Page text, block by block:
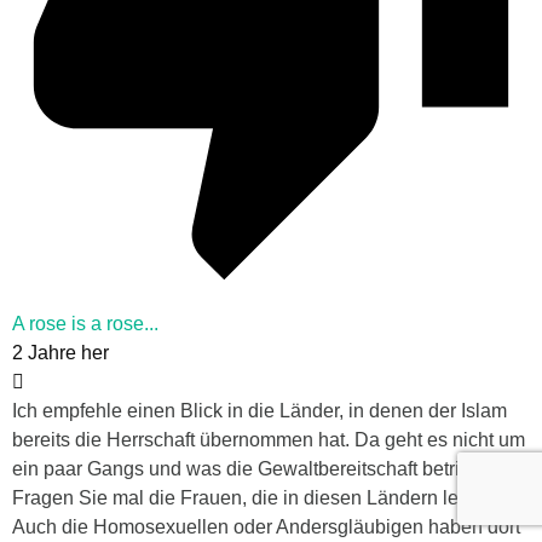
A rose is a rose...
2 Jahre her
Ich empfehle einen Blick in die Länder, in denen der Islam
bereits die Herrschaft übernommen hat. Da geht es nicht um
ein paar Gangs und was die Gewaltbereitschaft betrifft:
Fragen Sie mal die Frauen, die in diesen Ländern leben.
Auch die Homosexuellen oder Andersgläubigen haben dort